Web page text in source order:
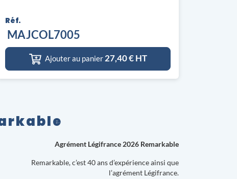
Réf.
MAJCOL7005
Ajouter au panier27,40€ HT
Agrément Légifrance 2026 Remarkable
Remarkable, c’est 40 ans d’expérience ainsi que
l’agrément Légifrance.